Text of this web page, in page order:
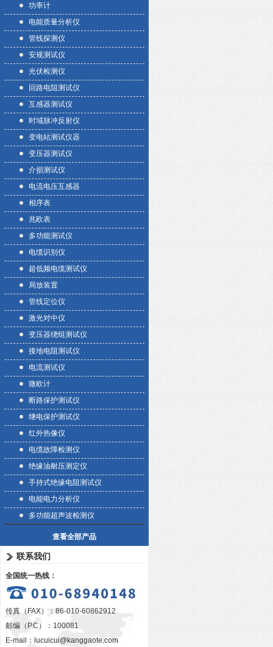
功率计
电能质量分析仪
管线探测仪
安规测试仪
光伏检测仪
回路电阻测试仪
互感器测试仪
时域脉冲反射仪
变电站测试仪器
变压器测试仪
介损测试仪
电流电压互感器
相序表
兆欧表
多功能测试仪
电缆识别仪
超低频电缆测试仪
局放装置
管线定位仪
激光对中仪
变压器绕组测试仪
接地电阻测试仪
电流测试仪
微欧计
断路保护测试仪
继电保护测试仪
红外热像仪
电缆故障检测仪
绝缘油耐压测定仪
手持式绝缘电阻测试仪
电能电力分析仪
多功能超声波检测仪
查看全部产品
联系我们
全国统一热线：
传真（FAX）：86-010-60862912
邮编（P.C）：100081
E-mail： lucuicui@kanggaote.com